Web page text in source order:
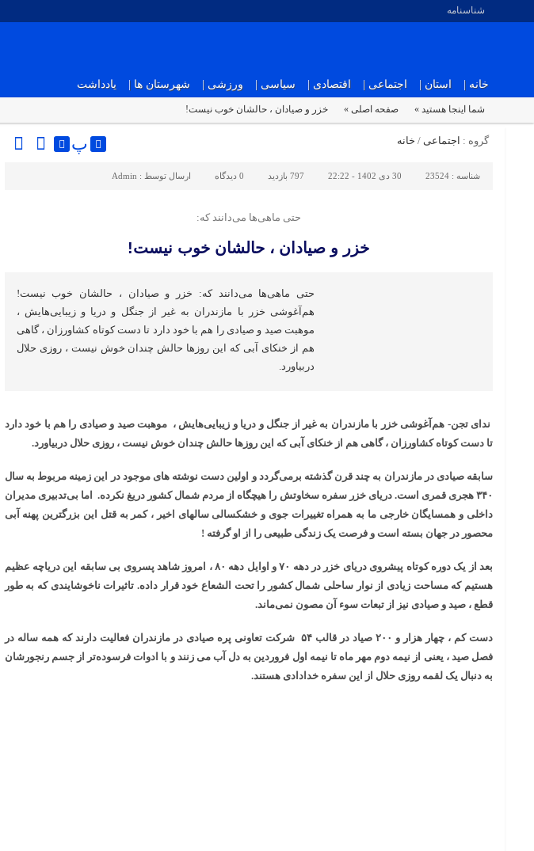
شناسنامه
خانه | استان | اجتماعی | اقتصادی | سیاسی | ورزشی | شهرستان ها | یادداشت
شما اینجا هستید » صفحه اصلی » خزر و صیادان ، حالشان خوب نیست!
گروه : اجتماعی / خانه پ
شناسه : 23524 30 دی 1402 - 22:22 797 بازدید 0 دیدگاه ارسال توسط : Admin
حتی ماهی‌ها می‌دانند که:
خزر و صیادان ، حالشان خوب نیست!
حتی ماهی‌ها می‌دانند که: خزر و صیادان ، حالشان خوب نیست!
هم‌آغوشی خزر با مازندران به غیر از جنگل و دریا و زیبایی‌هایش ،
موهبت صید و صیادی را هم با خود دارد تا دست کوتاه کشاورزان ، گاهی
هم از خنکای آبی که این روزها حالش چندان خوش نیست ، روزی حلال
دربیاورد.
ندای تجن- هم‌آغوشی خزر با مازندران به غیر از جنگل و دریا و زیبایی‌هایش ، موهبت صید و صیادی را هم با خود دارد
تا دست کوتاه کشاورزان ، گاهی هم از خنکای آبی که این روزها حالش چندان خوش نیست ، روزی حلال دربیاورد.
سابقه صیادی در مازندران به چند قرن گذشته برمی‌گردد و اولین دست نوشته های موجود در این زمینه مربوط به سال
۳۴۰ هجری قمری است. دریای خزر سفره سخاوتش را هیچگاه از مردم شمال کشور دریغ نکرده. اما بی‌تدبیری مدیران
داخلی و همسایگان خارجی ما به همراه تغییرات جوی و خشکسالی سالهای اخیر ، کمر به قتل این بزرگترین پهنه آبی
محصور در جهان بسته است و فرصت یک زندگی طبیعی را از او گرفته !
بعد از یک دوره کوتاه پیشروی دریای خزر در دهه ۷۰ و اوایل دهه ۸۰ ، امروز شاهد پسروی بی سابقه این دریاچه عظیم
هستیم که مساحت زیادی از نوار ساحلی شمال کشور را تحت الشعاع خود قرار داده. تاثیرات ناخوشایندی که به طور
قطع ، صید و صیادی نیز از تبعات سوء آن مصون نمی‌ماند.
دست کم ، چهار هزار و ۲۰۰ صیاد در قالب ۵۴ شرکت تعاونی پره صیادی در مازندران فعالیت دارند که همه ساله در
فصل صید ، یعنی از نیمه دوم مهر ماه تا نیمه اول فروردین به دل آب می زنند و با ادوات فرسوده‌تر از جسم رنجورشان
به دنبال یک لقمه روزی حلال از این سفره خدادادی هستند.